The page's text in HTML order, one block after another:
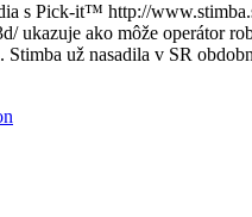
s Pick-it™ http://
ukazuje ako môže operátor
Stimba už nasadila v SR